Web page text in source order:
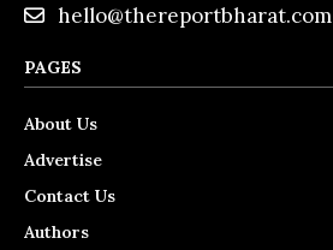
hello@thereportbharat.com
PAGES
About Us
Advertise
Contact Us
Authors